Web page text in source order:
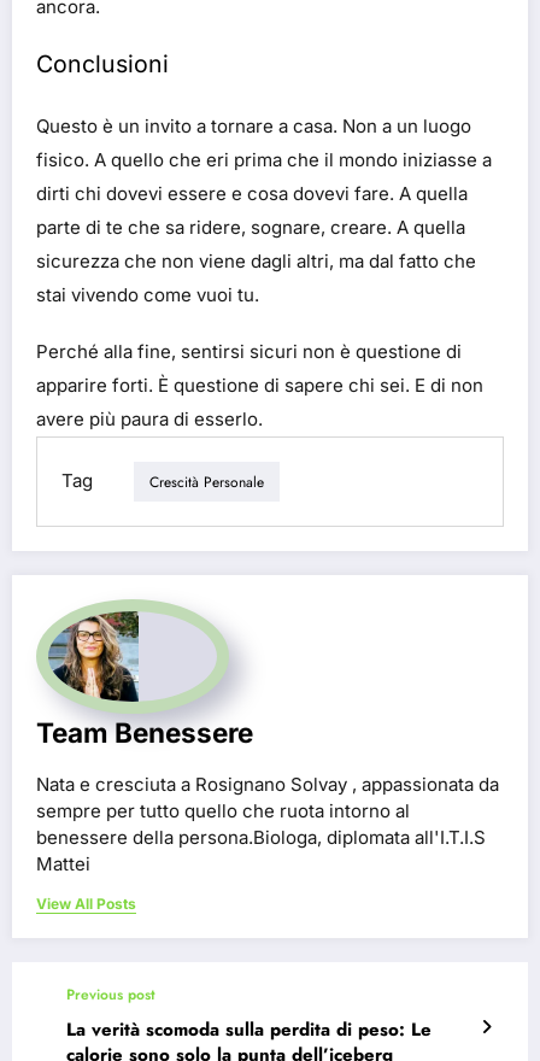
ancora.
Conclusioni
Questo è un invito a tornare a casa. Non a un luogo
fisico. A quello che eri prima che il mondo iniziasse a
dirti chi dovevi essere e cosa dovevi fare. A quella
parte di te che sa ridere, sognare, creare. A quella
sicurezza che non viene dagli altri, ma dal fatto che
stai vivendo come vuoi tu.
Perché alla fine, sentirsi sicuri non è questione di
apparire forti. È questione di sapere chi sei. E di non
avere più paura di esserlo.
Tag Crescità Personale
Team Benessere
Nata e cresciuta a Rosignano Solvay , appassionata da
sempre per tutto quello che ruota intorno al
benessere della persona.Biologa, diplomata all'I.T.I.S
Mattei
View All Posts
Previous post
La verità scomoda sulla perdita di peso: Le
calorie sono solo la punta dell’iceberg